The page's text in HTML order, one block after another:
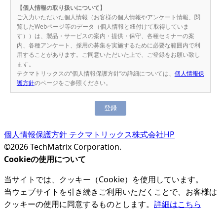
【個人情報の取り扱いについて】
ご入力いただいた個人情報（お客様の個人情報やアンケート情報、閲
覧したWebページ等のデータ（個人情報と紐付けて取得していま
す））は、製品・サービスの案内・提供・保守、各種セミナーの案
内、各種アンケート、採用の募集を実施するために必要な範囲内で利
用することがあります。ご同意いただいた上で、ご登録をお願い致し
ます。
テクマトリックスの“個人情報保護方針”の詳細については、 個人情報保
護方針のページをご参照ください。
個人情報保護方針 テクマトリックス株式会社HP
©2026 TechMatrix Corporation.
Cookieの使用について
当サイトでは、クッキー（Cookie）を使用しています。
当ウェブサイトを引き続きご利用いただくことで、お客様は
クッキーの使用に同意するものとします。 詳細はこちら